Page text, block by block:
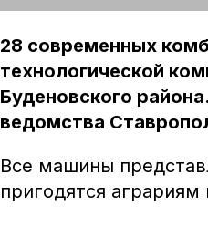
28 современных
технологической
Буденовского
ведомства
Все машины
пригодятся